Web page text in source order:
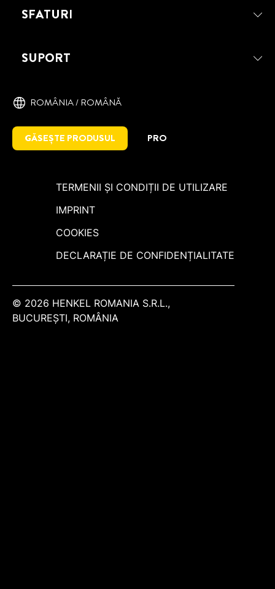
SFATURI
SUPORT
ROMÂNIA / ROMÂNĂ
GĂSEȘTE PRODUSUL PRO
TERMENII ȘI CONDIȚII DE UTILIZARE
IMPRINT
COOKIES
DECLARAȚIE DE CONFIDENȚIALITATE
© 2026 HENKEL ROMANIA S.R.L.,
BUCUREŞTI, ROMÂNIA